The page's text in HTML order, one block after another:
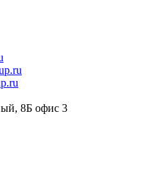
8Б офис 3